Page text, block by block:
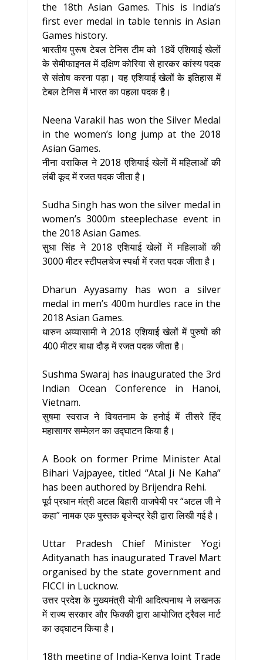
the 18th Asian Games. This is India’s
first ever medal in table tennis in Asian
Games history.
भारतीय पुरूष टेबल टेनिस टीम को 18वें एशियाई खेलों
के सेमीफाइनल में दक्षिण कोरिया से हारकर कांस्य पदक
से संतोष करना पड़ा। यह एशियाई खेलों के इतिहास में
टेबल टेनिस में भारत का पहला पदक है।
Neena Varakil has won the Silver Medal
in the women’s long jump at the 2018
Asian Games.
नीना वराकिल ने 2018 एशियाई खेलों में महिलाओं की
लंबी कूद में रजत पदक जीता है।
Sudha Singh has won the silver medal in
women’s 3000m steeplechase event in
the 2018 Asian Games.
सुधा सिंह ने 2018 एशियाई खेलों में महिलाओं की
3000 मीटर स्टीपलचेज स्पर्धा में रजत पदक जीता है।
Dharun Ayyasamy has won a silver
medal in men’s 400m hurdles race in the
2018 Asian Games.
धारुन अय्यासामी ने 2018 एशियाई खेलों में पुरुषों की
400 मीटर बाधा दौड़ में रजत पदक जीता है।
Sushma Swaraj has inaugurated the 3rd
Indian Ocean Conference in Hanoi,
Vietnam.
सुषमा स्वराज ने वियतनाम के हनोई में तीसरे हिंद
महासागर सम्मेलन का उद्घाटन किया है।
A Book on former Prime Minister Atal
Bihari Vajpayee, titled “Atal Ji Ne Kaha”
has been authored by Brijendra Rehi.
पूर्व प्रधान मंत्री अटल बिहारी वाजपेयी पर “अटल जी ने
कहा” नामक एक पुस्तक बृजेन्द्र रेही द्वारा लिखी गई है।
Uttar Pradesh Chief Minister Yogi
Adityanath has inaugurated Travel Mart
organised by the state government and
FICCI in Lucknow.
उत्तर प्रदेश के मुख्यमंत्री योगी आदित्यनाथ ने लखनऊ
में राज्य सरकार और फिक्की द्वारा आयोजित ट्रैवल मार्ट
का उद्घाटन किया है।
18th meeting of India-Kenya Joint Trade